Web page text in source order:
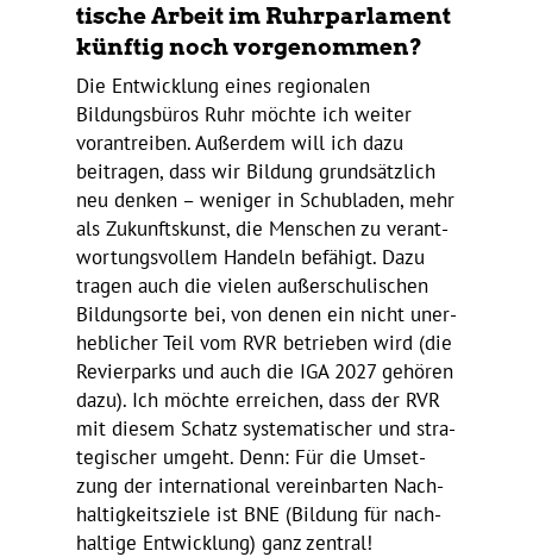
ti­sche Arbeit im Ruhr­par­la­ment
künftig noch vorgenommen?
Die Entwick­lung eines regio­nalen
Bildungs­büros Ruhr möchte ich weiter
voran­treiben. Außerdem will ich dazu
beitragen, dass wir Bildung grund­sätz­lich
neu denken – weniger in Schub­laden, mehr
als Zukunfts­kunst, die Menschen zu verant­
wor­tungs­vollem Handeln befä­higt. Dazu
tragen auch die vielen außer­schu­li­schen
Bildungs­orte bei, von denen ein nicht uner­
heb­li­cher Teil vom RVR betrieben wird (die
Revier­parks und auch die IGA 2027 gehören
dazu). Ich möchte errei­chen, dass der RVR
mit diesem Schatz syste­ma­ti­scher und stra­
te­gi­scher umgeht. Denn: Für die Umset­
zung der inter­na­tional verein­barten Nach­
hal­tig­keits­ziele ist BNE (Bildung für nach­
hal­tige Entwick­lung) ganz zentral!